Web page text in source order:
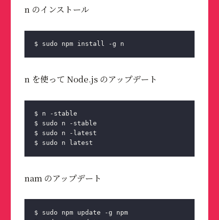
n のインストール
$ sudo npm install -g n
n を使って Node.js のアップデート
$ n -stable
$ sudo n -stable
$ sudo n -latest
$ sudo n latest
nam のアップデート
$ sudo npm update -g npm